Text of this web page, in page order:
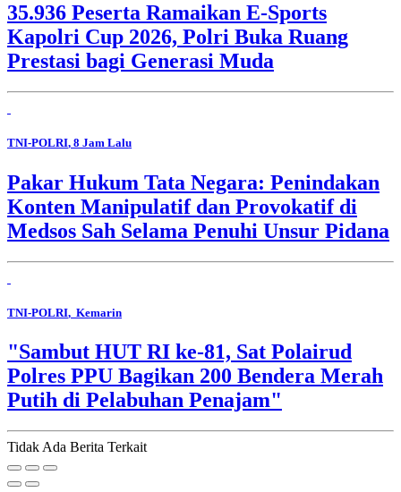
35.936 Peserta Ramaikan E-Sports
Kapolri Cup 2026, Polri Buka Ruang
Prestasi bagi Generasi Muda
TNI-POLRI, 8 Jam Lalu
Pakar Hukum Tata Negara: Penindakan
Konten Manipulatif dan Provokatif di
Medsos Sah Selama Penuhi Unsur Pidana
TNI-POLRI, Kemarin
"Sambut HUT RI ke-81, Sat Polairud
Polres PPU Bagikan 200 Bendera Merah
Putih di Pelabuhan Penajam"
Tidak Ada Berita Terkait